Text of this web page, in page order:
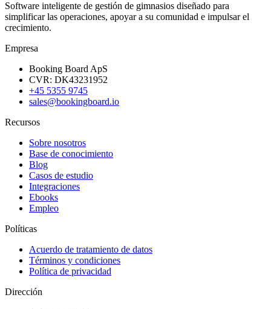
Software inteligente de gestión de gimnasios diseñado para
simplificar las operaciones, apoyar a su comunidad e impulsar el
crecimiento.
Empresa
Booking Board ApS
CVR: DK43231952
+45 5355 9745
sales@bookingboard.io
Recursos
Sobre nosotros
Base de conocimiento
Blog
Casos de estudio
Integraciones
Ebooks
Empleo
Políticas
Acuerdo de tratamiento de datos
Términos y condiciones
Política de privacidad
Dirección